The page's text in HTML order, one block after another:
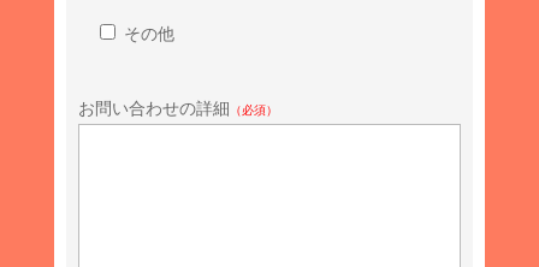
その他
お問い合わせの詳細 （必須）